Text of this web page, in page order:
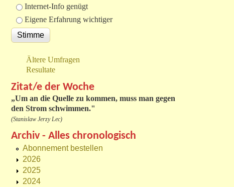
Internet-Info genügt
Eigene Erfahrung wichtiger
Ältere Umfragen
Resultate
Zitat/e der Woche
„Um an die Quelle zu kommen, muss man gegen
den Strom schwimmen."
(Stanislaw Jerzy Lec)
Archiv - Alles chronologisch
Abonnement bestellen
2026
2025
2024